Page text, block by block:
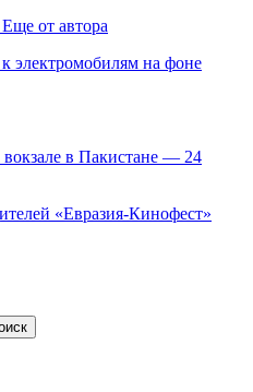
Еще от автора
электромобилям на фоне
в Пакистане — 24
«Евразия-Кинофест»